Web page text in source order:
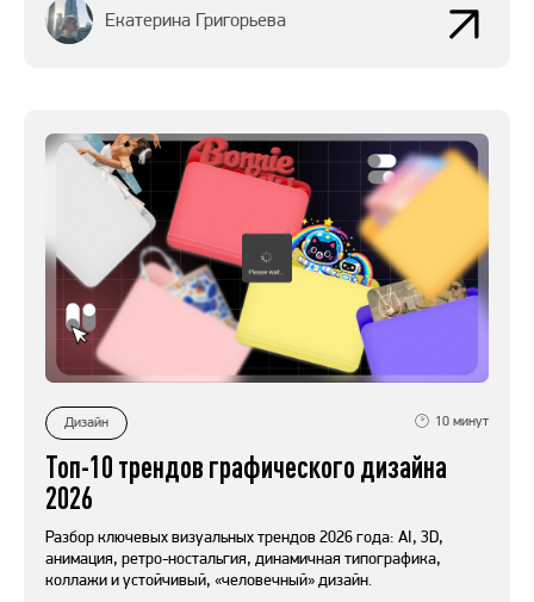
Екатерина Григорьева
Дизайн 10 минут
Топ-10 трендов графического дизайна
2026
Разбор ключевых визуальных трендов 2026 года: AI, 3D,
анимация, ретро-ностальгия, динамичная типографика,
коллажи и устойчивый, «человечный» дизайн.